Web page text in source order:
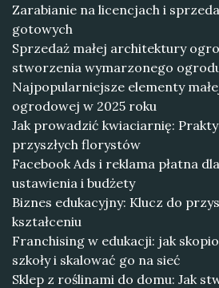
Zarabianie na licencjach i
gotowych
Sprzedaż małej architektury
stworzenia wymarzonego
Najpopularniejsze elementy
ogrodowej w 2025 roku
Jak prowadzić kwiaciarnię:
przyszłych florystów
Facebook Ads i reklama płatna
ustawienia i budżety
Biznes edukacyjny: Klucz do
kształceniu
Franchising w edukacji: jak
szkoły i skalować go na sieć
Sklep z roślinami do domu: Jak